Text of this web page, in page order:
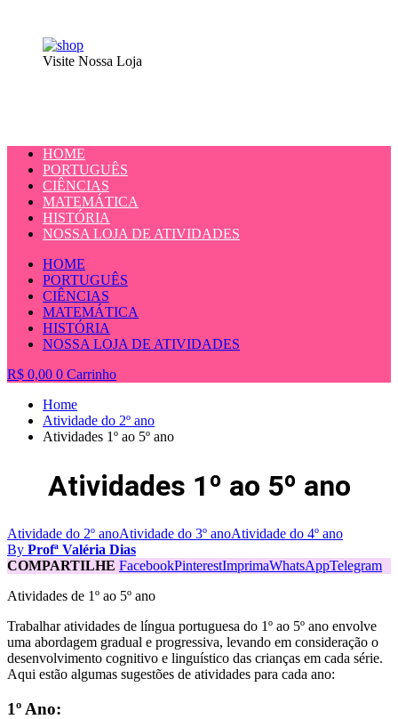
Visite Nossa Loja
HOME
PORTUGUÊS
CIÊNCIAS
MATEMÁTICA
HISTÓRIA
NOSSA LOJA DE ATIVIDADES
HOME
PORTUGUÊS
CIÊNCIAS
MATEMÁTICA
HISTÓRIA
NOSSA LOJA DE ATIVIDADES
R$ 0,00 0 Carrinho
Home
Atividade do 2º ano
Atividades 1º ao 5º ano
Atividades 1º ao 5º ano
Atividade do 2º anoAtividade do 3º anoAtividade do 4º ano
By Profª Valéria Dias
COMPARTILHE FacebookPinterestImprimaWhatsAppTelegram
Atividades de 1º ao 5º ano
Trabalhar atividades de língua portuguesa do 1º ao 5º ano envolve
uma abordagem gradual e progressiva, levando em consideração o
desenvolvimento cognitivo e linguístico das crianças em cada série.
Aqui estão algumas sugestões de atividades para cada ano:
1º Ano: